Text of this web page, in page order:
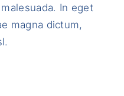
In eget
magna dictum,